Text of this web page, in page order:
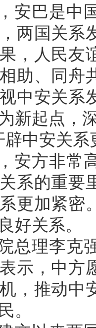
安巴是中
两国关系
，人民友
助、同舟
中安关系
新起点，
辟中安关
安方非常
系的重要
更加紧密
好关系。
总理李克
示，中方
，推动中
。